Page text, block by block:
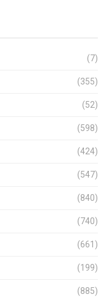
(7)
(355)
(52)
(598)
(424)
(547)
(840)
(740)
(661)
(199)
(885)